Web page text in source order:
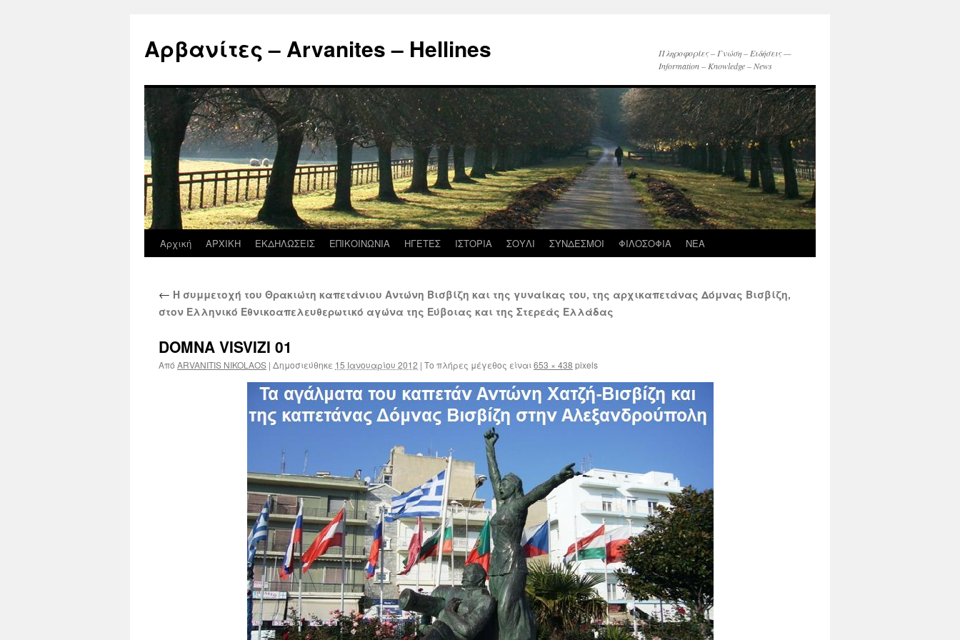
περιεχόμενο
Αρβανίτες – Arvanites – Hellines
Πληροφορίες – Γνώση – Ειδήσεις —
Information – Knowledge – News
Αρχική ΑΡΧΙΚΗ ΕΚΔΗΛΩΣΕΙΣ ΕΠΙΚΟΙΝΩΝΙΑ ΗΓΕΤΕΣ ΙΣΤΟΡΙΑ ΣΟΥΛΙ ΣΥΝΔΕΣΜΟΙ ΦΙΛΟΣΟΦΙΑ ΝΕΑ
← Η συμμετοχή του Θρακιώτη καπετάνιου Αντώνη Βισβίζη και της γυναίκας του, της αρχικαπετάνας Δόμνας Βισβίζη,
στον Ελληνικό Εθνικοαπελευθερωτικό αγώνα της Εύβοιας και της Στερεάς Ελλάδας
DOMNA VISVIZI 01
Από ARVANITIS NIKOLAOS | Δημοσιεύθηκε 15 Ιανουαρίου 2012 | Το πλήρες μέγεθος είναι653 × 438 pixels